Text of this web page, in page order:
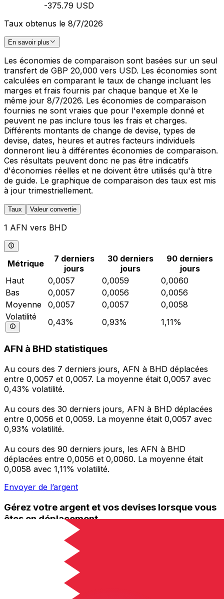
-375.79 USD
Taux obtenus le 8/7/2026
En savoir plus
Les économies de comparaison sont basées sur un seul
transfert de GBP 20,000 vers USD. Les économies sont
calculées en comparant le taux de change incluant les
marges et frais fournis par chaque banque et Xe le
même jour 8/7/2026. Les économies de comparaison
fournies ne sont vraies que pour l'exemple donné et
peuvent ne pas inclure tous les frais et charges.
Différents montants de change de devise, types de
devise, dates, heures et autres facteurs individuels
donneront lieu à différentes économies de comparaison.
Ces résultats peuvent donc ne pas être indicatifs
d'économies réelles et ne doivent être utilisés qu'à titre
de guide. Le graphique de comparaison des taux est mis
à jour trimestriellement.
Taux Valeur convertie
1 AFN vers BHD
Métrique
7 derniers
jours
30 derniers
jours
90 derniers
jours
Haut
0,0057 0,0059
0,0060
Bas
0,0057 0,0056
0,0056
Moyenne
0,0057 0,0057
0,0058
Volatilité
0,43% 0,93% 1,11%
AFN à BHD statistiques
Au cours des 7 derniers jours, AFN à BHD déplacées
entre 0,0057 et 0,0057. La moyenne était 0,0057 avec
0,43% volatilité.
Au cours des 30 derniers jours, AFN à BHD déplacées
entre 0,0056 et 0,0059. La moyenne était 0,0057 avec
0,93% volatilité.
Au cours des 90 derniers jours, les AFN à BHD
déplacées entre 0,0056 et 0,0060. La moyenne était
0,0058 avec 1,11% volatilité.
Envoyer de l’argent
Gérez votre argent et vos devises lorsque vous
êtes en déplacement
L'application Xe réunit toutes les fonctionnalités
nécessaires pour vos transferts d'argent internationaux
et la gestion de vos devises. Convertissez des devises,
programmez des alertes de taux et transférez de
l'argent à l'étranger sans frais cachés. Téléchargez
l'application dès aujourd'hui !